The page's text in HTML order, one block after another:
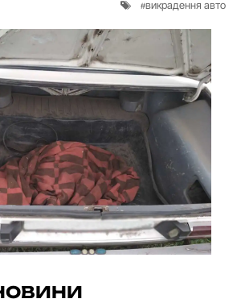
викрадення авто